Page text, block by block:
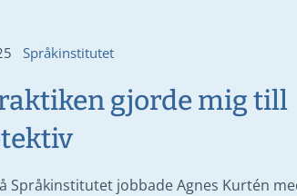
Språkinstitutet
gjorde mig till
Språkinstitutet jobbade Agnes Kurtén